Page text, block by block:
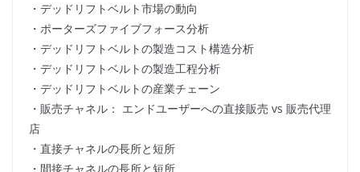
・デッドリフトベルト市場の動向
・ポーターズファイブフォース分析
・デッドリフトベルトの製造コスト構造分析
・デッドリフトベルトの製造工程分析
・デッドリフトベルトの産業チェーン
・販売チャネル： エンドユーザーへの直接販売 vs 販売代理
店
・直接チャネルの長所と短所
・間接チャネルの長所と短所